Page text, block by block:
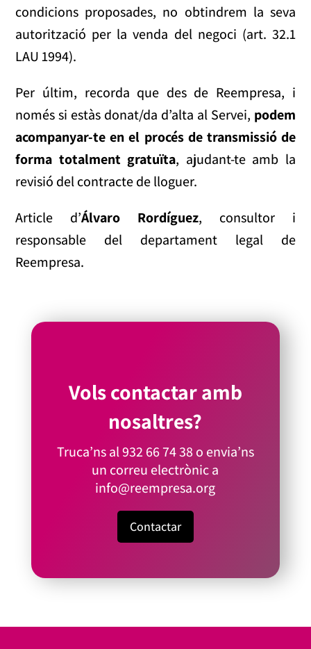
condicions proposades, no obtindrem la seva
autorització per la venda del negoci (art. 32.1
LAU 1994).
Per últim, recorda que des de Reempresa, i
només si estàs donat/da d’alta al Servei, podem
acompanyar-te en el procés de transmissió de
forma totalment gratuïta, ajudant-te amb la
revisió del contracte de lloguer.
Article d’Álvaro Rordíguez, consultor i
responsable del departament legal de
Reempresa.
Vols contactar amb
nosaltres?
Truca’ns al932 66 74 38o envia’ns
un correu electrònic a
info@reempresa.org
Contactar